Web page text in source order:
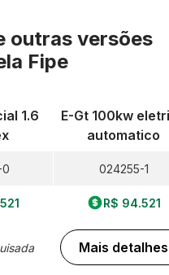
outras versões
Fipe
1.6
E-Gt 100kw
automatico
024255-1
R$ 94.521
Mais detalhes